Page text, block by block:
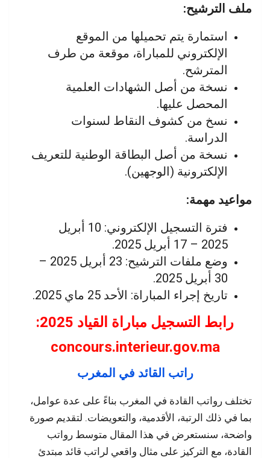
ملف الترشيح:
استمارة يتم تحميلها من الموقع
الإلكتروني للمباراة، موقعة من طرف
المترشح.
نسخة من أصل الشهادات العلمية
المحصل عليها.
نسخ من كشوف النقاط لسنوات
الدراسة.
نسخة من أصل البطاقة الوطنية للتعريف
الإلكترونية (الوجهين).
مواعيد مهمة:
فترة التسجيل الإلكتروني: 10 أبريل
2025 – 17 أبريل 2025.
وضع ملفات الترشيح: 23 أبريل 2025 –
30 أبريل 2025.
تاريخ إجراء المباراة: الأحد 25 ماي 2025.
رابط التسجيل مباراة القياد 2025:
concours.interieur.gov.ma
راتب القائد في المغرب
تختلف رواتب القادة في المغرب بناءً على عدة عوامل،
بما في ذلك الرتبة، الأقدمية، والتعويضات. لتقديم صورة
واضحة، سنستعرض في هذا المقال متوسط رواتب
القادة، مع التركيز على مثال واقعي لراتب قائد مبتدئ